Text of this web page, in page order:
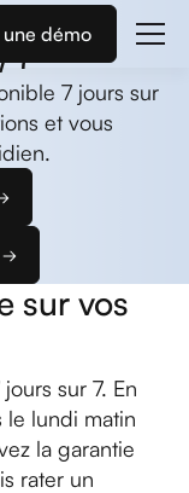
démo
7
7 jours sur
et vous
sur vos
sur 7. En
le lundi matin
la garantie
rater un